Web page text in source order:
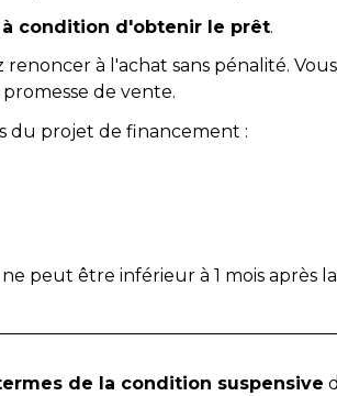
condition d'obtenir le prêt.
à l'achat sans pénalité.
de vente.
du projet de financement :
peut être inférieur à 1 mois après
de la condition suspensive